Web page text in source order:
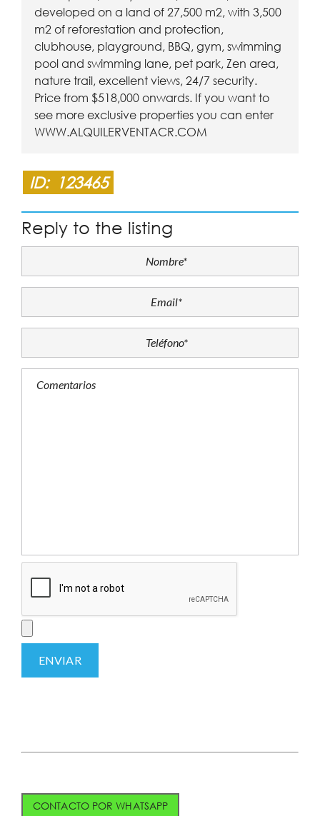
developed on a land of 27,500 m2, with 3,500
m2 of reforestation and protection,
clubhouse, playground, BBQ, gym, swimming
pool and swimming lane, pet park, Zen area,
nature trail, excellent views, 24/7 security.
Price from $518,000 onwards. If you want to
see more exclusive properties you can enter
WWW.ALQUILERVENTACR.COM
ID: 123465
Reply to the listing
CONTACTO POR WHATSAPP